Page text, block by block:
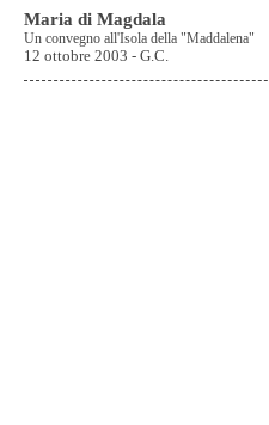
Maria di Magdala
Un convegno all'Isola della "Maddalena"
12 ottobre 2003 - G.C.